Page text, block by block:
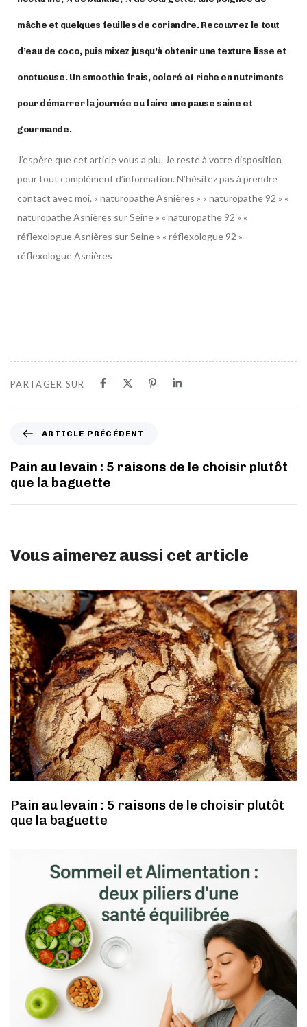
mâche et quelques feuilles de coriandre. Recouvrez le tout
d’eau de coco, puis mixez jusqu’à obtenir une texture lisse et
onctueuse. Un smoothie frais, coloré et riche en nutriments
pour démarrer la journée ou faire une pause saine et
gourmande.
J’espère que cet article vous a plu. Je reste à votre disposition
pour tout complément d’information. N’hésitez pas à prendre
contact avec moi. « naturopathe Asnières » « naturopathe 92 » «
naturopathe Asnières sur Seine » « naturopathe 92 » «
réflexologue Asnières sur Seine » « réflexologue 92 »
réflexologue Asnières
PARTAGER SUR
ARTICLE PRÉCÉDENT
Pain au levain : 5 raisons de le choisir plutôt
que la baguette
Vous aimerez aussi cet article
Pain au levain : 5 raisons de le choisir plutôt
que la baguette